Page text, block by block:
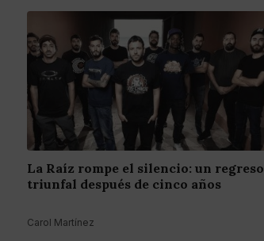
La Raíz rompe el silencio: un regreso
triunfal después de cinco años
Carol Martínez